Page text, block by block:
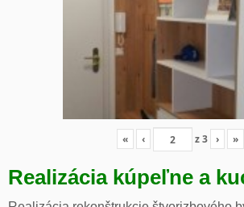
« ‹ z3 › »
Realizácia kúpeľne a